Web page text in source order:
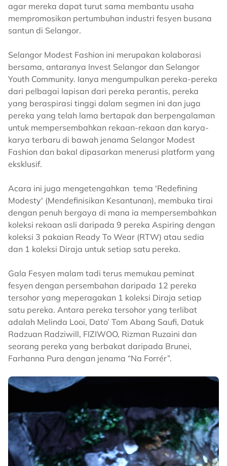
agar mereka dapat turut sama membantu usaha
mempromosikan pertumbuhan industri fesyen busana
santun di Selangor.
Selangor Modest Fashion ini merupakan kolaborasi
bersama, antaranya Invest Selangor dan Selangor
Youth Community. Ianya mengumpulkan pereka-pereka
dari pelbagai lapisan dari pereka perantis, pereka
yang beraspirasi tinggi dalam segmen ini dan juga
pereka yang telah lama bertapak dan berpengalaman
untuk mempersembahkan rekaan-rekaan dan karya-
karya terbaru di bawah jenama Selangor Modest
Fashion dan bakal dipasarkan menerusi platform yang
eksklusif.
Acara ini juga mengetengahkan tema 'Redefining
Modesty' (Mendefinisikan Kesantunan), membuka tirai
dengan penuh bergaya di mana ia mempersembahkan
koleksi rekaan asli daripada 9 pereka Aspiring dengan
koleksi 3 pakaian Ready To Wear (RTW) atau sedia
dan 1 koleksi Diraja untuk setiap satu pereka.
Gala Fesyen malam tadi terus memukau peminat
fesyen dengan persembahan daripada 12 pereka
tersohor yang meperagakan 1 koleksi Diraja setiap
satu pereka. Antara pereka tersohor yang terlibat
adalah Melinda Looi, Dato’ Tom Abang Saufi, Datuk
Radzuan Radziwill, FIZIWOO, Rizman Ruzaini dan
seorang pereka yang berbakat daripada Brunei,
Farhanna Pura dengan jenama “Na Forrér”.